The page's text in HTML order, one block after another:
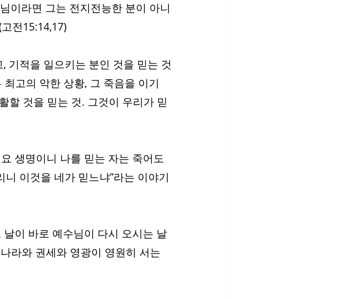
이라면 그는 전지전능한 분이 아니
전15:14,17)
기적을 일으키는 분인 것을 믿는 것
고의 악한 상황, 그 죽음을 이기
할 것을 믿는 것. 그것이 우리가 믿
생명이니 나를 믿는 자는 죽어도
이것을 네가 믿느냐”라는 이야기
이 바로 예수님이 다시 오시는 날
라와 권세와 영광이 영원히 서는